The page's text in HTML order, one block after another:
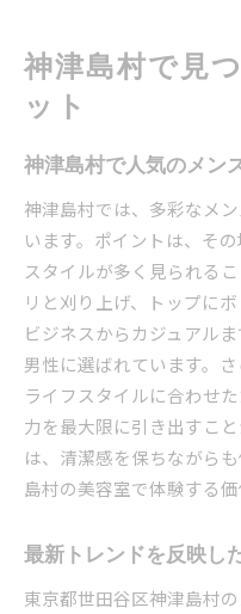
神津島村で見
ット
神津島村で人気のメン
神津島村では、多彩なメ
います。ポイントは、そ
スタイルが多く見られる
リと刈り上げ、トップに
ビジネスからカジュアル
男性に選ばれています。
ライフスタイルに合わせ
力を最大限に引き出すこ
は、清潔感を保ちながら
島村の美容室で体験する価
最新トレンドを反映し
東京都世田谷区神津島村